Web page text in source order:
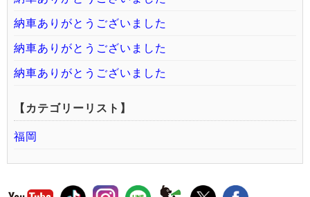
納車ありがとうございました
納車ありがとうございました
納車ありがとうございました
【カテゴリーリスト】
福岡